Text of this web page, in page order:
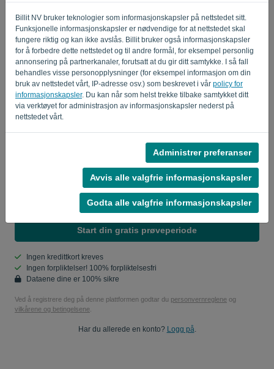
Billit NV bruker teknologier som informasjonskapsler på nettstedet sitt.
Funksjonelle informasjonskapsler er nødvendige for at nettstedet skal
fungere riktig og kan ikke avslås. Billit bruker også informasjonskapsler
for å forbedre dette nettstedet og til andre formål, for eksempel personlig
annonsering på partnerkanaler, forutsatt at du gir ditt samtykke. I så fall
behandles visse personopplysninger (for eksempel informasjon om din
bruk av nettstedet vårt, IP-adresse osv.) som beskrevet i vår policy for
informasjonskapsler. Du kan når som helst trekke tilbake samtykket ditt
via verktøyet for administrasjon av informasjonskapsler nederst på
nettstedet vårt.
Administrer preferanser
Avvis alle valgfrie informasjonskapsler
Godta alle valgfrie informasjonskapsler
Bedrifts e-postadresse*
Passord
Land
Ja, du kan sende meg produktoppdateringer..
Ja, du kan sende meg markedsføringsoppdateringer.
Start din gratis prøveperiode
Ingen kredittkort kreves
Ingen forpliktelser! 100% forpliktelsesfri
Dataene dine er 100% sikre
Ved å registrere deg på denne plattformen godtar du personvernreglene og
vilkårene og betingelsene
Har du allerede en konto? Logg på